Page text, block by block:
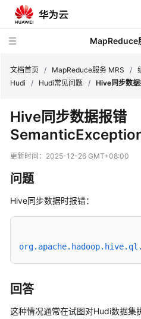
MapReduce
新
动
服
务
公
品
介
计
文档首页 / MapReduce服务 MRS /
Hudi
/ Hudi常见问题 / Hive同步数
Hive同步数据报错
更新时间： 2025-12-26 GMT+08:00
问题
Hive同步数据时报错：
回答
这种情况通常在试图对Hudi数据集